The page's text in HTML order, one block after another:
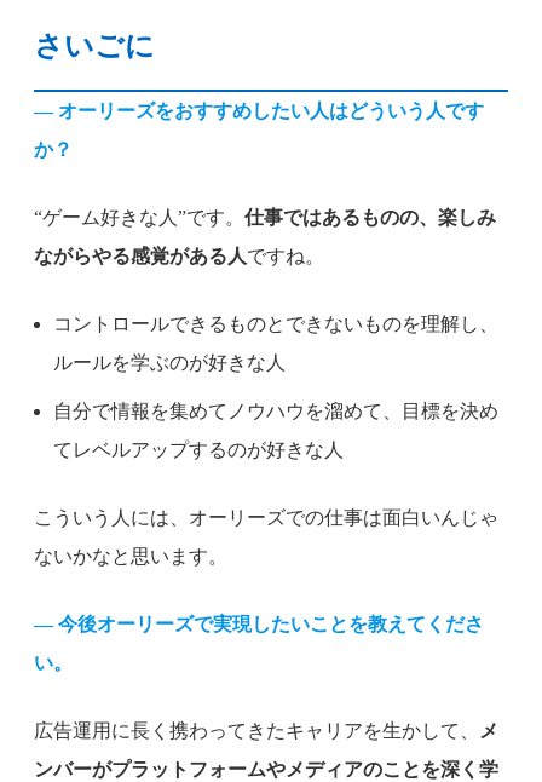
さいごに
— オーリーズをおすすめしたい人はどういう人です
か？
“ゲーム好きな人”です。 仕事ではあるものの、楽しみ
ながらやる感覚がある人ですね。
コントロールできるものとできないものを理解し、
ルールを学ぶのが好きな人
自分で情報を集めてノウハウを溜めて、目標を決め
てレベルアップするのが好きな人
こういう人には、オーリーズでの仕事は面白いんじゃ
ないかなと思います。
— 今後オーリーズで実現したいことを教えてくださ
い。
広告運用に長く携わってきたキャリアを生かして、
メ
ンバーがプラットフォームやメディアのことを深く学